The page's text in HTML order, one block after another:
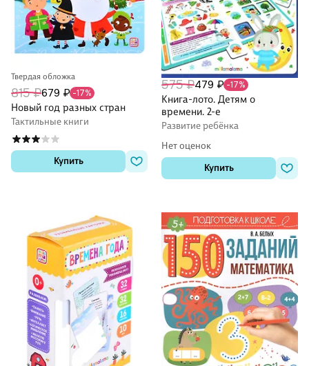
Твердая обложка
815 ₽679 ₽ -17%
Новый год разных стран
Тактильные книги
Купить
575 ₽479 ₽ -17%
Книга-лото. Детям о
времени. 2-е
Развитие ребёнка
Нет оценок
Купить